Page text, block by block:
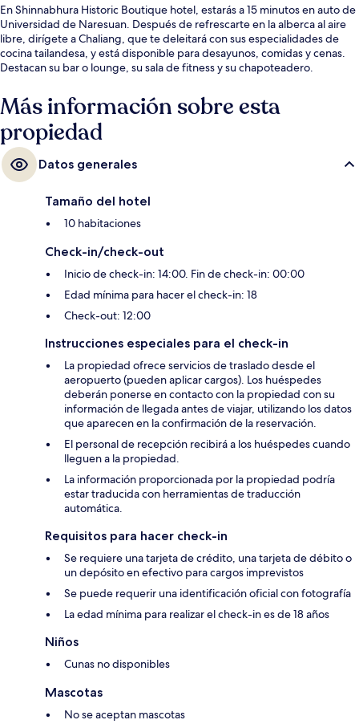
En Shinnabhura Historic Boutique hotel, estarás a 15 minutos en auto de
Universidad de Naresuan. Después de refrescarte en la alberca al aire
libre, dirígete a Chaliang, que te deleitará con sus especialidades de
cocina tailandesa, y está disponible para desayunos, comidas y cenas.
Destacan su bar o lounge, su sala de fitness y su chapoteadero.
Más información sobre esta
propiedad
Datos generales
Tamaño del hotel
10 habitaciones
Check-in/check-out
Inicio de check-in: 14:00. Fin de check-in: 00:00
Edad mínima para hacer el check-in: 18
Check-out: 12:00
Instrucciones especiales para el check-in
La propiedad ofrece servicios de traslado desde el
aeropuerto (pueden aplicar cargos). Los huéspedes
deberán ponerse en contacto con la propiedad con su
información de llegada antes de viajar, utilizando los datos
que aparecen en la confirmación de la reservación.
El personal de recepción recibirá a los huéspedes cuando
lleguen a la propiedad.
La información proporcionada por la propiedad podría
estar traducida con herramientas de traducción
automática.
Requisitos para hacer check-in
Se requiere una tarjeta de crédito, una tarjeta de débito o
un depósito en efectivo para cargos imprevistos
Se puede requerir una identificación oficial con fotografía
La edad mínima para realizar el check-in es de 18 años
Niños
Cunas no disponibles
Mascotas
No se aceptan mascotas